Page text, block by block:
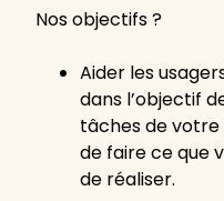
Nos objectifs ?
Aider les
dans l’objectif
tâches de votre
de faire ce que
de réaliser.